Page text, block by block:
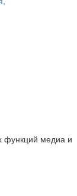
функций медиа и